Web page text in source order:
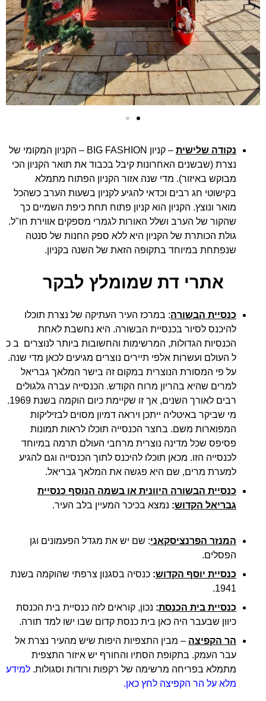
נקודה שלישית
– קניון BIG FASHION – הקניון המקומי של
נצרת (שבשנים האחרונות קיבל בכבוד את תואר הקניון הכי
מבוקש באיזור). מדי שנה אזור הקניון הפתוח מתמלא
בקישוטי חג רבים וכדאי להגיע לקניון בשעות הערב כשהכל
מואר ונוצץ. הקניון הוא קניון פתוח תחת כיפת השמיים כך
שהקור של הערב ושלל האורות לגמרי מספקים אווירת חו"ל.
גולת הכותרת של הקניון היא ללא ספק החנות של סנטה
שנפתחת במיוחד בתקופה הזאת של השנה בקניון.
אתרי דת שמומלץ לבקר
כנסיית הבשורה: במרכז העיר העתיקה של נצרת תוכלו
להיכנס לסיור בכנסיית הבשורה. היא נחשבת לאחת
הכנסיות הגדולות, המרשימות והחשובות ביותר לנוצרים ב כ
ל העולם ועשרות אלפי תיירים נוצרים מגיעים לכאן מדי שנה.
על פי המסורת הנוצרית במקום זה בישר המלאך גבריאל
למרים שהיא בהריון מרוח הקודש. הכנסייה עברה גלגולים
רבים לאורך השנים, אך זו שקיימת כיום הוקמה בשנת 1969.
מי שביקר באיטליה ייתכן ויראה דמיון מסוים לבזיליקות
המפוארות משם. בחצר הכנסייה תוכלו לראות תמונות
פסיפס שכל מדינה נוצרית מרחבי העולם תרמה במיוחד
לכנסייה הזו. מכאן תוכלו להיכנס לתוך הכנסייה וגם להגיע
למערת מרים, שם היא פגשה את המלאך גבריאל.
כנסיית הבשורה היוונית או בשמה הנוסף כנסיית
גבריאל הקדוש: נמצא בכיכר המעיין בלב העיר.
המנזר הפרנציסקאני: שם יש את מגדל הפעמונים וגן
הפסלים.
כנסיית יוסף הקדוש: כנסיה בסגנון צרפתי שהוקמה בשנת
1941.
כנסיית בית הכנסת: נכון, קוראים לזה כנסיית בית הכנסת
כיוון שבעבר היה כאן בית כנסת קדום שבו ישו למד תורה.
הר הקפיצה – מבין התצפיות היפות שיש מהעיר נצרת אל
עבר העמק. בתקופת הסתיו והחורף יש איזור התצפית
מתמלא בפריחה מרשימה של רקפות ורודות וסגולות. למידע
מלא על הר הקפיצה לחץ כאן.